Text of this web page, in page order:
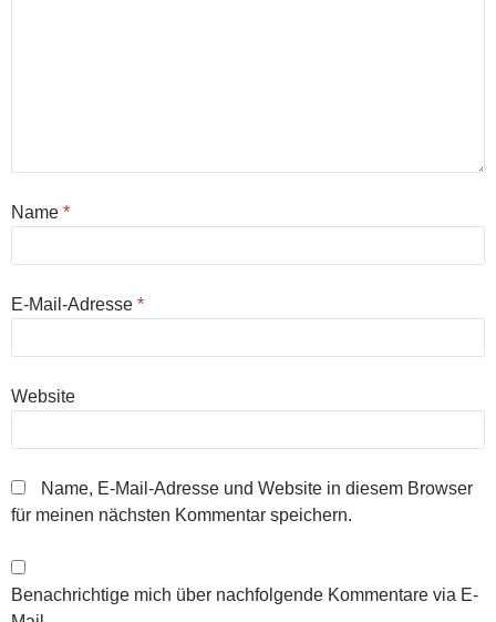
Name *
E-Mail-Adresse *
Website
Name, E-Mail-Adresse und Website in diesem Browser
für meinen nächsten Kommentar speichern.
Benachrichtige mich über nachfolgende Kommentare via E-